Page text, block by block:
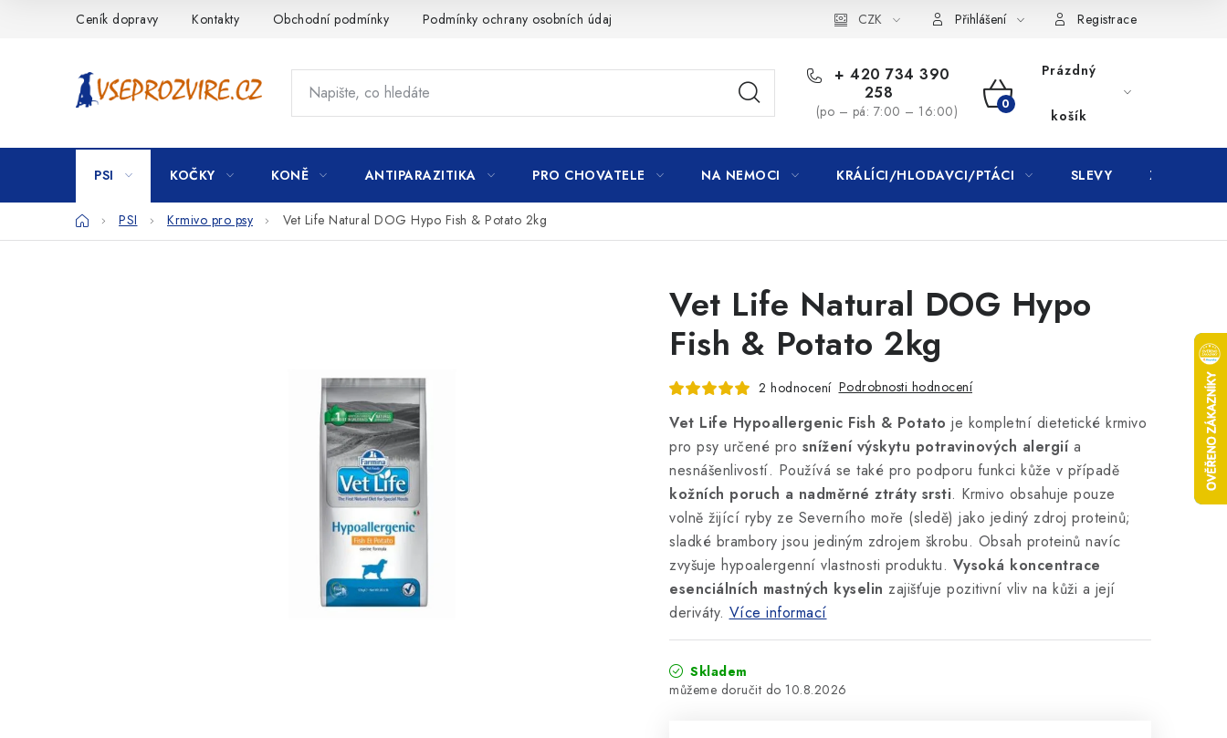
Ceník dopravy Kontakty Obchodní podmínky Podmínky ochrany osobních údajů CZK Přihlášení Registrace
+ 420 734 390
258
(po – pá: 7:00 – 16:00)
NÁKUPNÍ
KOŠÍK
Prázdný
košík
PSI KOČKY KONĚ ANTIPARAZITIKA PRO CHOVATELE NA NEMOCI KRÁLÍCI/HLODAVCI/PTÁCI SLEVY ZNAČKY
DomůPSI Krmivo pro psy Vet Life Natural DOG Hypo Fish & Potato 2kg
Vet Life Natural DOG Hypo
Fish & Potato 2kg
2 hodnocení Podrobnosti hodnocení
Vet Life Hypoallergenic Fish & Potato je kompletní dietetické krmivo
pro psy určené pro snížení výskytu potravinových alergiía
nesnášenlivostí. Používá se také pro podporu funkci kůže v případě
kožních poruch a nadměrné ztráty srsti. Krmivo obsahuje pouze
volně žijící ryby ze Severního moře (sledě) jako jediný zdroj proteinů;
sladké brambory jsou jediným zdrojem škrobu. Obsah proteinů navíc
zvyšuje hypoalergenní vlastnosti produktu. Vysoká koncentrace
esenciálních mastných kyselin zajišťuje pozitivní vliv na kůži a její
deriváty. Více informací
Skladem
10.8.2026